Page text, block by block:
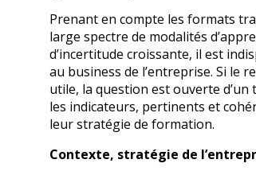
Prenant en compte les formats
large spectre de modalités
d’incertitude croissante, il est
au business de l’entreprise. Si le
utile, la question est ouverte
les indicateurs, pertinents et
leur stratégie de formation.
Contexte, stratégie de